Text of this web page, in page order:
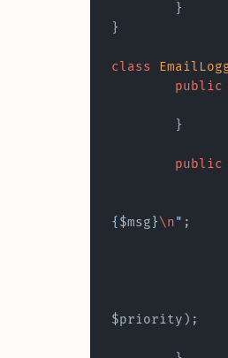
	}
}
class
	public
	}
	public
{ $msg}\n" ;
$priority);